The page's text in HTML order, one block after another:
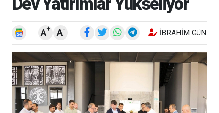
A+ A- İBRAHIM GÜNEŞ